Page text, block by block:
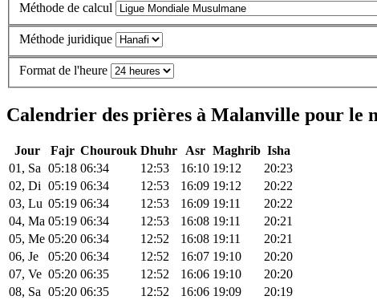
Méthode de calcul
Méthode juridique
Format de l'heure
Calendrier des prières à Malanville pour le
Jour Fajr Chourouk Dhuhr Asr Maghrib Isha
01, Sa 05:18 06:34 12:53 16:10 19:12
20:23
02, Di 05:19 06:34 12:53 16:09 19:12
20:22
03, Lu 05:19 06:34 12:53 16:09 19:11
20:22
04, Ma 05:19 06:34 12:53 16:08 19:11
20:21
05, Me 05:20 06:34 12:52 16:08 19:11
20:21
06, Je
05:20 06:34 12:52 16:07 19:10
20:20
07, Ve 05:20 06:35 12:52 16:06 19:10
20:20
08, Sa 05:20 06:35 12:52 16:06 19:09
20:19